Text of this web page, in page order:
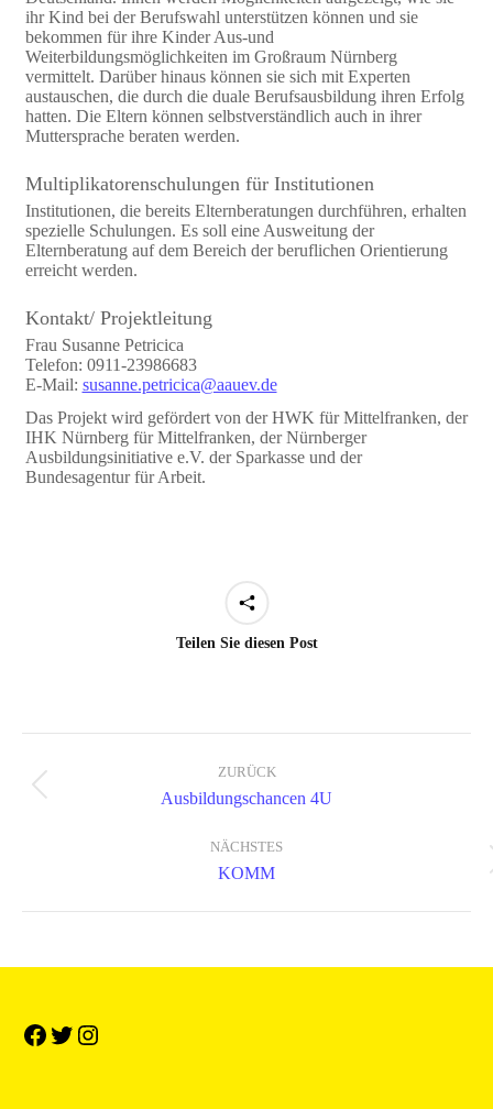
ihr Kind bei der Berufswahl unterstützen können und sie
bekommen für ihre Kinder Aus-und
Weiterbildungsmöglichkeiten im Großraum Nürnberg
vermittelt. Darüber hinaus können sie sich mit Experten
austauschen, die durch die duale Berufsausbildung ihren Erfolg
hatten. Die Eltern können selbstverständlich auch in ihrer
Muttersprache beraten werden.
Multiplikatorenschulungen für Institutionen
Institutionen, die bereits Elternberatungen durchführen, erhalten
spezielle Schulungen. Es soll eine Ausweitung der
Elternberatung auf dem Bereich der beruflichen Orientierung
erreicht werden.
Kontakt/ Projektleitung
Frau Susanne Petricica
Telefon: 0911-23986683
E-Mail: susanne.petricica@aauev.de
Das Projekt wird gefördert von der HWK für Mittelfranken, der
IHK Nürnberg für Mittelfranken, der Nürnberger
Ausbildungsinitiative e.V. der Sparkasse und der
Bundesagentur für Arbeit.
Teilen Sie diesen Post
Project
ZURÜCK
Previous
Ausbildungschancen 4U
NÄCHSTES
Next
KOMM